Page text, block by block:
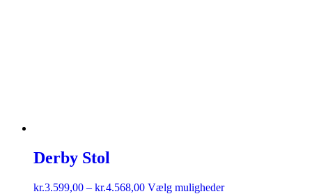
Derby Stol
kr.3.599,00 – kr.4.568,00 Vælg muligheder